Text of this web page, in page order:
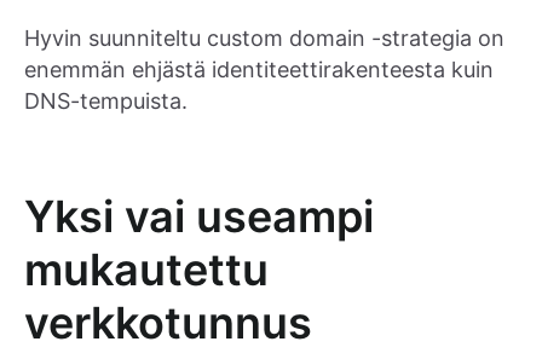
Hyvin suunniteltu custom domain -strategia on
enemmän ehjästä identiteettirakenteesta kuin
DNS-tempuista.
Yksi vai useampi
mukautettu
verkkotunnus